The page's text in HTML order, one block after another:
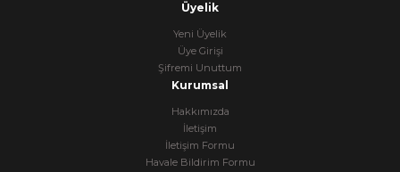
Üyelik
Yeni Üyelik
Üye Girişi
Şifremi Unuttum
Kurumsal
Hakkımızda
İletişim
İletişim Formu
Havale Bildirim Formu